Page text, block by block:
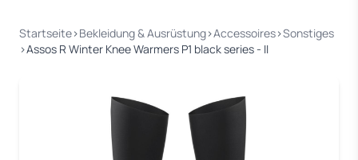
Startseite›Bekleidung & Ausrüstung›Accessoires›Sonstiges
›Assos R Winter Knee Warmers P1 black series - II